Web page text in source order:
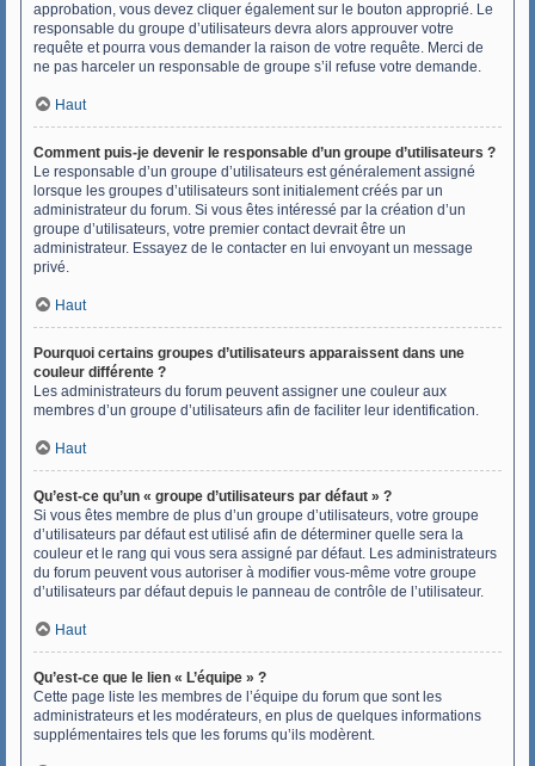
approbation, vous devez cliquer également sur le bouton approprié. Le
responsable du groupe d’utilisateurs devra alors approuver votre
requête et pourra vous demander la raison de votre requête. Merci de
ne pas harceler un responsable de groupe s’il refuse votre demande.
Haut
Comment puis-je devenir le responsable d’un groupe d’utilisateurs ?
Le responsable d’un groupe d’utilisateurs est généralement assigné
lorsque les groupes d’utilisateurs sont initialement créés par un
administrateur du forum. Si vous êtes intéressé par la création d’un
groupe d’utilisateurs, votre premier contact devrait être un
administrateur. Essayez de le contacter en lui envoyant un message
privé.
Haut
Pourquoi certains groupes d’utilisateurs apparaissent dans une
couleur différente ?
Les administrateurs du forum peuvent assigner une couleur aux
membres d’un groupe d’utilisateurs afin de faciliter leur identification.
Haut
Qu’est-ce qu’un « groupe d’utilisateurs par défaut » ?
Si vous êtes membre de plus d’un groupe d’utilisateurs, votre groupe
d’utilisateurs par défaut est utilisé afin de déterminer quelle sera la
couleur et le rang qui vous sera assigné par défaut. Les administrateurs
du forum peuvent vous autoriser à modifier vous-même votre groupe
d’utilisateurs par défaut depuis le panneau de contrôle de l’utilisateur.
Haut
Qu’est-ce que le lien « L’équipe » ?
Cette page liste les membres de l’équipe du forum que sont les
administrateurs et les modérateurs, en plus de quelques informations
supplémentaires tels que les forums qu’ils modèrent.